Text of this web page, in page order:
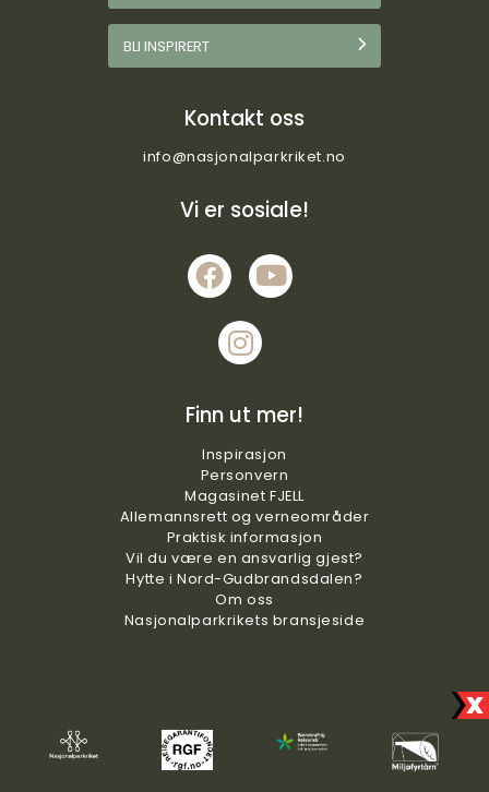
BLI INSPIRERT
Kontakt oss
info@nasjonalparkriket.no
Vi er sosiale!
Finn ut mer!
Inspirasjon
Personvern
Magasinet FJELL
Allemannsrett og verneområder
Praktisk informasjon
Vil du være en ansvarlig gjest?
Hytte i Nord-Gudbrandsdalen?
Om oss
Nasjonalparkrikets bransjeside